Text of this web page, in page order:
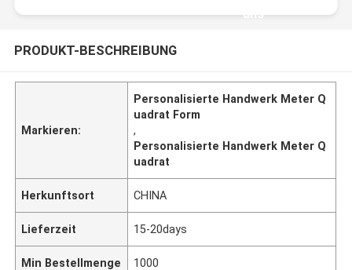
uns
PRODUKT-BESCHREIBUNG
Markieren:
Personalisierte Handwerk Meter Q
uadrat Form
,
Personalisierte Handwerk Meter Q
uadrat
Herkunftsort CHINA
Lieferzeit 15-20days
Min Bestellmenge 1000